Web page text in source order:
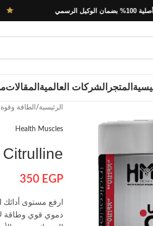
انضم لأكثر
المتجر الشركات العالمية المقالات
الرئيسية الطاقة
Health Muscles
350 EGP
دموي قوي وطاقة لا